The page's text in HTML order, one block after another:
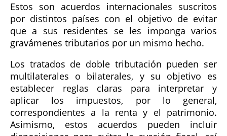
Estos son acuerdos internacionales suscritos
por distintos países con el objetivo de evitar
que a sus residentes se les imponga varios
gravámenes tributarios por un mismo hecho.
Los tratados de doble tributación pueden ser
multilaterales o bilaterales, y su objetivo es
establecer reglas claras para interpretar y
aplicar los impuestos, por lo general,
correspondientes a la renta y el patrimonio.
Asimismo, estos acuerdos pueden incluir